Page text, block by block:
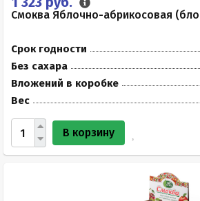
Смоква Яблочно-абрикосовая
Срок годности
Без сахара
Вложений в коробке
Вес
В корзину